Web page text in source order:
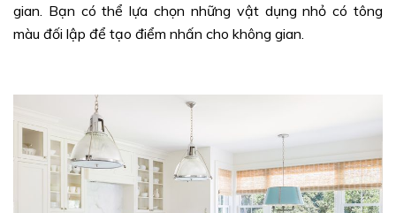
gian. Bạn có thể lựa chọn những vật dụng nhỏ có tông
màu đối lập để tạo điểm nhấn cho không gian.